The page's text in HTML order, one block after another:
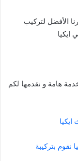
الأفضل لتركيب
ايكيا
هامة و نقدمها لكم
نقوم بتركيبة